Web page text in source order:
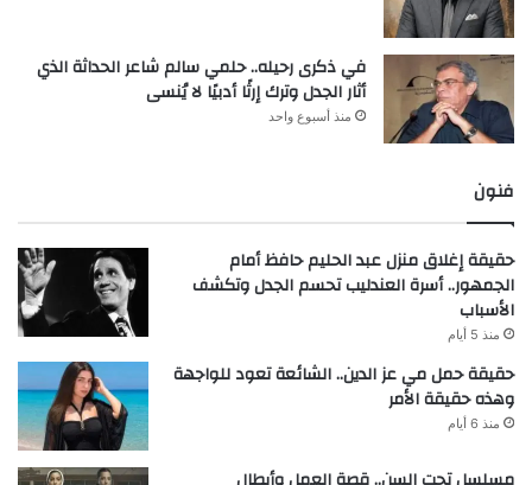
في ذكرى رحيله.. حلمي سالم شاعر الحداثة الذي
أثار الجدل وترك إرثًا أدبيًا لا يُنسى
منذ أسبوع واحد
فنون
حقيقة إغلاق منزل عبد الحليم حافظ أمام
الجمهور.. أسرة العندليب تحسم الجدل وتكشف
الأسباب
منذ 5 أيام
حقيقة حمل مي عز الدين.. الشائعة تعود للواجهة
وهذه حقيقة الأمر
منذ 6 أيام